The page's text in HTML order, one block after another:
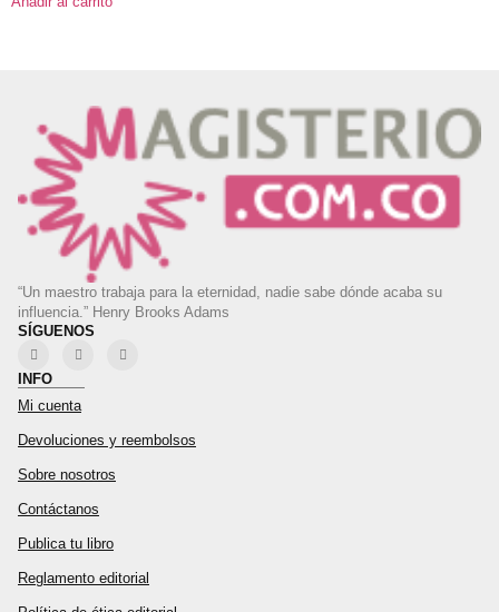
“Un maestro trabaja para la eternidad, nadie sabe dónde acaba su
influencia.” Henry Brooks Adams
SÍGUENOS
INFO
Mi cuenta
Devoluciones y reembolsos
Sobre nosotros
Contáctanos
Publica tu libro
Reglamento editorial